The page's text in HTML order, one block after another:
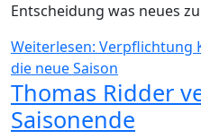
Entscheidung was neues
Weiterlesen: Verpflichtung
die neue Saison
Thomas Ridder
Saisonende